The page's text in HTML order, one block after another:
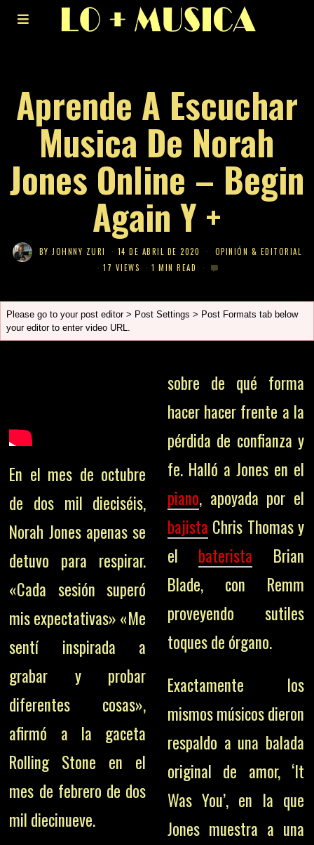
Aprende A Escuchar
Musica De Norah
Jones Online – Begin
Again Y +
BYJOHNNY ZURI 14 DE ABRIL DE 2020
OPINIÓN & EDITORIAL
17 VIEWS
1 MIN READ
Please go to your post editor > Post Settings > Post Formats tab below
your editor to enter video URL.
En el mes de octubre
de dos mil dieciséis,
Norah Jones apenas se
detuvo para respirar.
«Cada sesión superó
mis expectativas» «Me
sentí inspirada a
grabar y probar
diferentes cosas»,
afirmó a la gaceta
Rolling Stone en el
mes de febrero de dos
mil diecinueve.
sobre de qué forma
hacer hacer frente a la
pérdida de confianza y
fe. Halló a Jones en el
piano, apoyada por el
bajista Chris Thomas y
el baterista Brian
Blade, con Remm
proveyendo sutiles
toques de órgano.
Exactamente los
mismos músicos dieron
respaldo a una balada
original de amor, ‘It
Was You’, en la que
Jones muestra a una